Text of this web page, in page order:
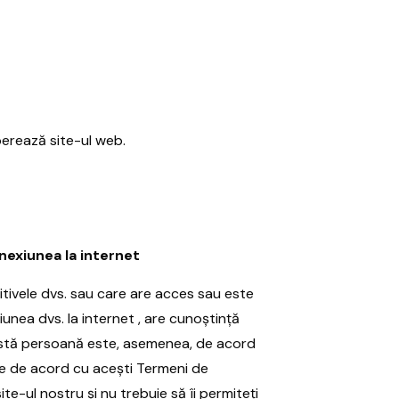
site-ul web.
la internet
dvs. sau care are acces sau este
dvs. la internet , are cunoștință
persoană este, asemenea, de acord
de acord cu acești Termeni de
ul nostru și nu trebuie să îi permiteți